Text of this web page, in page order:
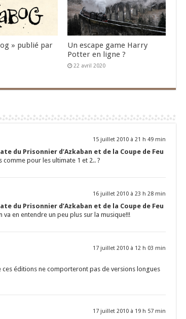
» publié par
Un escape game Harry
Potter en ligne ?
22 avril 2020
15 juillet 2010 à 21 h 49 min
du Prisonnier d’Azkaban et de la Coupe de Feu
pour les ultimate 1 et 2.. ?
16 juillet 2010 à 23 h 28 min
du Prisonnier d’Azkaban et de la Coupe de Feu
va en entendre un peu plus sur la musique!!!
17 juillet 2010 à 12 h 03 min
ces éditions ne comporteront pas de versions longues
17 juillet 2010 à 19 h 57 min